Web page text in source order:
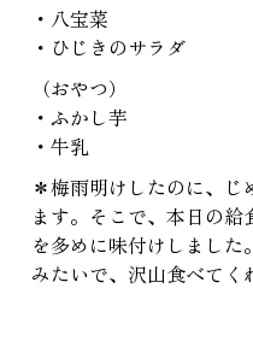
・八宝菜
・ひじきのサラダ
（おやつ）
・ふかし芋
・牛乳
＊梅雨明けしたのに、
ます。そこで、本日の
を多めに味付けしまし
みたいで、沢山食べてく